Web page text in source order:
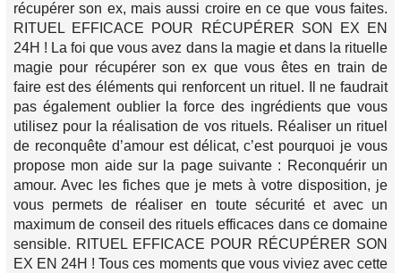
récupérer son ex, mais aussi croire en ce que vous faites.
RITUEL EFFICACE POUR RÉCUPÉRER SON EX EN
24H ! La foi que vous avez dans la magie et dans la rituelle
magie pour récupérer son ex que vous êtes en train de
faire est des éléments qui renforcent un rituel. Il ne faudrait
pas également oublier la force des ingrédients que vous
utilisez pour la réalisation de vos rituels. Réaliser un rituel
de reconquête d’amour est délicat, c’est pourquoi je vous
propose mon aide sur la page suivante : Reconquérir un
amour. Avec les fiches que je mets à votre disposition, je
vous permets de réaliser en toute sécurité et avec un
maximum de conseil des rituels efficaces dans ce domaine
sensible. RITUEL EFFICACE POUR RÉCUPÉRER SON
EX EN 24H ! Tous ces moments que vous viviez avec cette